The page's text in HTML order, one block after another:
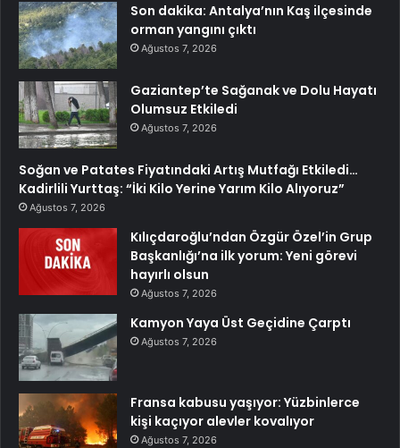
Son dakika: Antalya’nın Kaş ilçesinde
orman yangını çıktı
Ağustos 7, 2026
Gaziantep’te Sağanak ve Dolu Hayatı
Olumsuz Etkiledi
Ağustos 7, 2026
Soğan ve Patates Fiyatındaki Artış Mutfağı Etkiledi…
Kadirlili Yurttaş: “İki Kilo Yerine Yarım Kilo Alıyoruz”
Ağustos 7, 2026
Kılıçdaroğlu’ndan Özgür Özel’in Grup
Başkanlığı’na ilk yorum: Yeni görevi
hayırlı olsun
Ağustos 7, 2026
Kamyon Yaya Üst Geçidine Çarptı
Ağustos 7, 2026
Fransa kabusu yaşıyor: Yüzbinlerce
kişi kaçıyor alevler kovalıyor
Ağustos 7, 2026